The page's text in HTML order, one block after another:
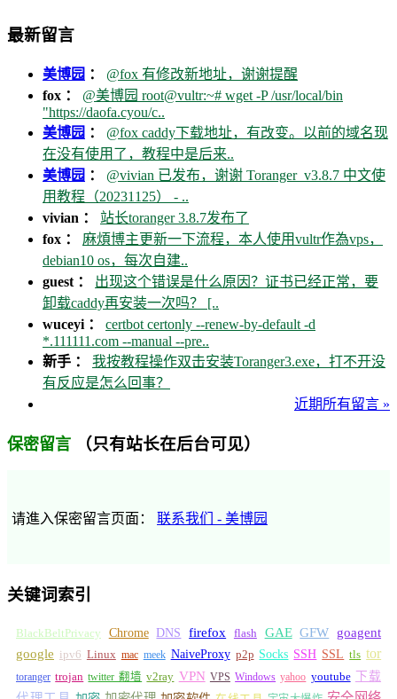
最新留言
美博园 ： @fox 有修改新地址，谢谢提醒
fox ： @美博园 root@vultr:~# wget -P /usr/local/bin
"https://daofa.cyou/c..
美博园 ： @fox caddy下载地址，有改变。以前的域名现
在没有使用了，教程中是后来..
美博园 ： @vivian 已发布，谢谢 Toranger_v3.8.7 中文使
用教程（20231125） - ..
vivian ： 站长toranger 3.8.7发布了
fox ： 麻煩博主更新一下流程，本人使用vultr作為vps，
debian10 os，每次自建..
guest ： 出现这个错误是什么原因？证书已经正常，要
卸载caddy再安装一次吗？ [..
wuceyi ： certbot certonly --renew-by-default -d
*.111111.com --manual --pre..
新手 ： 我按教程操作双击安装Toranger3.exe，打不开没
有反应是怎么回事？
近期所有留言 »
保密留言 （只有站长在后台可见）
请進入保密留言页面： 联系我们 - 美博园
关键词索引
BlackBeltPrivacy Chrome DNS firefox flash GAE GFW
goagent
google ipv6 Linux mac meek NaiveProxy p2p Socks SSH SSL tls tor
toranger trojan twitter 翻墙 v2ray VPN VPS Windows yahoo youtube 下载